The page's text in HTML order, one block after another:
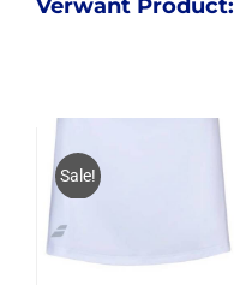
Verwant Product:
Sale!
BABOLAT PLAY SKIRT